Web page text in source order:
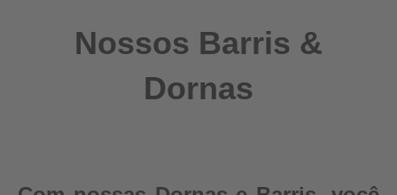
Nossos Barris &
Dornas